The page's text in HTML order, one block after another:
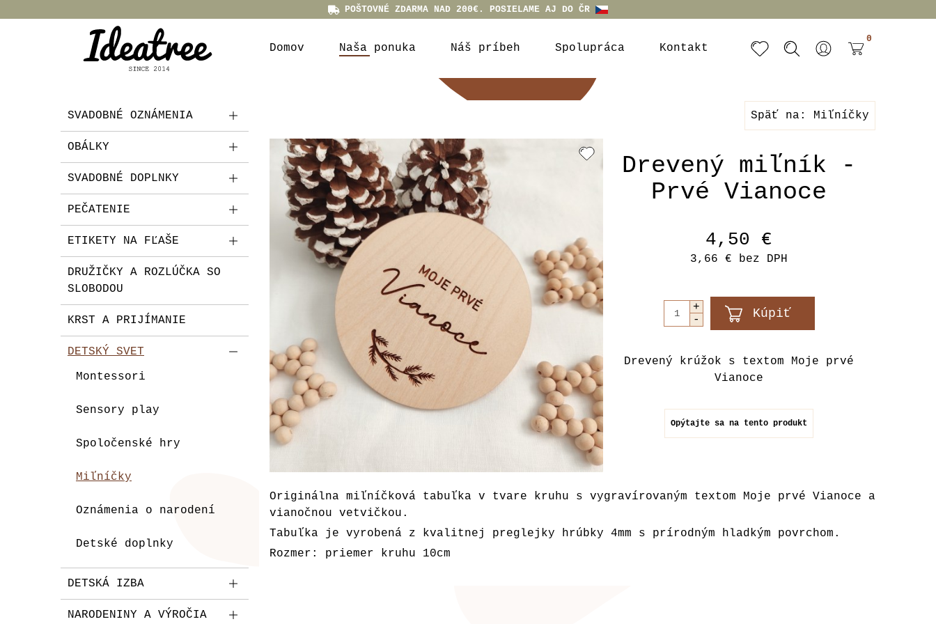
POŠTOVNÉ ZDARMA NAD 200€. POSIELAME AJ DO ČR
Domov Naša ponuka Náš príbeh Spolupráca Kontakt
0
SVADOBNÉ OZNÁMENIA
OBÁLKY
SVADOBNÉ DOPLNKY
PEČATENIE
ETIKETY NA FĽAŠE
DRUŽIČKY A ROZLÚČKA SO
SLOBODOU
KRST A PRIJÍMANIE
DETSKÝ SVET
Montessori
Sensory play
Spoločenské hry
Miľníčky
Oznámenia o narodení
Detské doplnky
DETSKÁ IZBA
NARODENINY A VÝROČIA
Späť na: Miľníčky
Drevený miľník -
Prvé Vianoce
4,50 €
3,66 € bez DPH
Drevený krúžok s textom Moje prvé
Vianoce
Opýtajte sa na tento produkt
Originálna miľníčková tabuľka v tvare kruhu s vygravírovaným textom Moje prvé Vianoce a
vianočnou vetvičkou.
Tabuľka je vyrobená z kvalitnej preglejky hrúbky 4mm s prírodným hladkým povrchom.
Rozmer: priemer kruhu 10cm